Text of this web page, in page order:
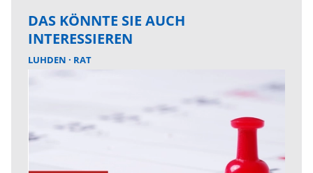
DAS KÖNNTE SIE AUCH
INTERESSIEREN
LUHDEN RAT